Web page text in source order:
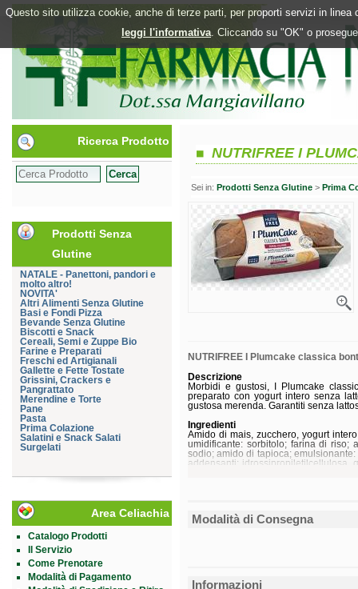
Questo sito utilizza cookie, anche di terze parti, per proporti servizi in
leggi l'informativa. Cliccando su "OK" o
Ricerca Prodotto
Prodotti Senza
Glutine
NATALE - Panettoni, pandori e
molto altro!
NOVITA'
Altri Alimenti Senza Glutine
Basi e Fondi Pizza
Bevande Senza Glutine
Biscotti e Snack
Cereali, Semi e Zuppe Bio
Farine e Preparati
Freschi ed Artigianali
Gallette e Fette Tostate
Grissini, Crackers e
Pangrattato
Merendine e Torte
Pane
Pasta
Prima Colazione
Salatini e Snack Salati
Surgelati
Area Celiachia
Catalogo Prodotti
Il Servizio
Come Prenotare
Modalità di Pagamento
NUTRIFREE I
Sei in: Prodotti Senza Glutine > Prima
NUTRIFREE I Plumcake classica
Descrizione
Morbidi e gustosi, I Plumcake
preparato con yogurt intero senza
gustosa merenda. Garantiti senza
Ingredienti
Amido di mais, zucchero, yogurt
umidificante: sorbitolo; farina di riso;
sodio; amido di tapioca;
addensanti: idrossipropiletilcellulosa,
Caratteristiche nutrizionali
Carboidrati
Modalità di Consegna
Informazioni